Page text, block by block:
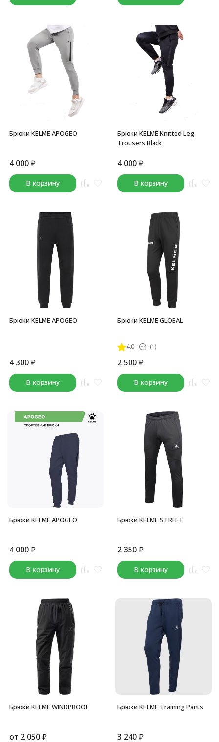
Брюки KELME APOGEO
4 000₽
В корзину
Брюки KELME Knitted Leg
Trousers Black
4 000₽
В корзину
Брюки KELME APOGEO
4 300₽
В корзину
Брюки KELME GLOBAL
4.0 (1)
2 500₽
В корзину
Брюки KELME APOGEO
4 000₽
В корзину
Брюки KELME STREET
2 350₽
В корзину
Брюки KELME WINDPROOF
от 2 050₽
Брюки KELME Training Pants
3 240₽